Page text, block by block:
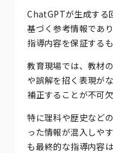
ChatGPTが生成する
基づく参考情報であ
指導内容を保証する
教育現場では、教材
や誤解を招く表現が
補正することが不可欠
特に理科や歴史など
った情報が混入しや
も最終的な指導内容